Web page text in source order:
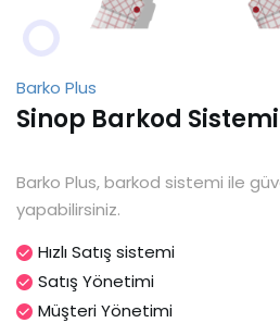
Barko Plus
Sinop Barkod Sistemi
Barko Plus, barkod sistemi ile
yapabilirsiniz.
Hızlı Satış sistemi
Satış Yönetimi
Müşteri Yönetimi